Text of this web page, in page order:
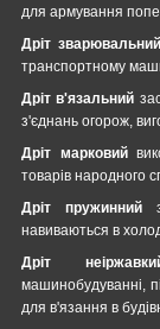
для армування
Дріт зварювальний
транспортному
Дріт в'язальний
з'єднань огорож,
Дріт марковий
товарів народного
Дріт пружинний
навиваються в
Дріт
машинобудуванні,
для в'язання в